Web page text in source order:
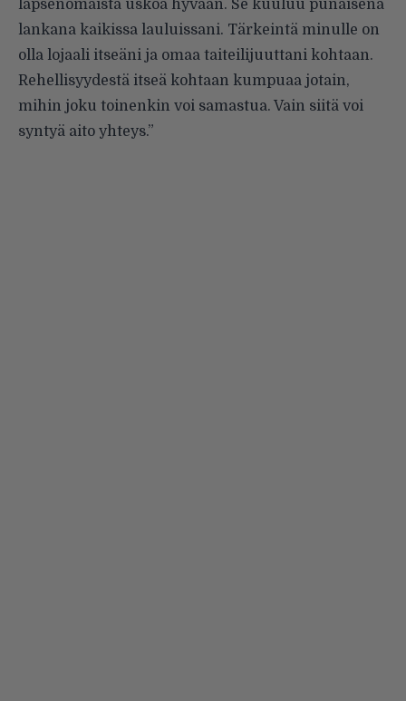
lapsenomaista uskoa hyvään. Se kuuluu punaisena
lankana kaikissa lauluissani. Tärkeintä minulle on
olla lojaali itseäni ja omaa taiteilijuuttani kohtaan.
Rehellisyydestä itseä kohtaan kumpuaa jotain,
mihin joku toinenkin voi samastua. Vain siitä voi
syntyä aito yhteys.”